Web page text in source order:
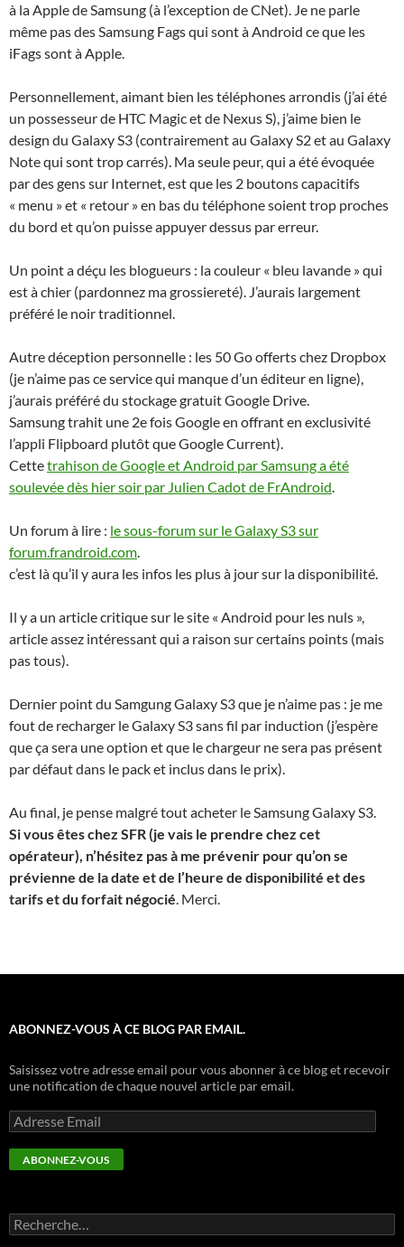
à la Apple de Samsung (à l’exception de CNet). Je ne parle
même pas des Samsung Fags qui sont à Android ce que les
iFags sont à Apple.
Personnellement, aimant bien les téléphones arrondis (j’ai été
un possesseur de HTC Magic et de Nexus S), j’aime bien le
design du Galaxy S3 (contrairement au Galaxy S2 et au Galaxy
Note qui sont trop carrés). Ma seule peur, qui a été évoquée
par des gens sur Internet, est que les 2 boutons capacitifs
« menu » et « retour » en bas du téléphone soient trop proches
du bord et qu’on puisse appuyer dessus par erreur.
Un point a déçu les blogueurs : la couleur « bleu lavande » qui
est à chier (pardonnez ma grossiereté). J’aurais largement
préféré le noir traditionnel.
Autre déception personnelle : les 50 Go offerts chez Dropbox
(je n’aime pas ce service qui manque d’un éditeur en ligne),
j’aurais préféré du stockage gratuit Google Drive.
Samsung trahit une 2e fois Google en offrant en exclusivité
l’appli Flipboard plutôt que Google Current).
Cettetrahison de Google et Android par Samsung a été
soulevée dès hier soir par Julien Cadot de FrAndroid.
Un forum à lire : le sous-forum sur le Galaxy S3 sur
forum.frandroid.com.
c’est là qu’il y aura les infos les plus à jour sur la disponibilité.
Il y a un article critique sur le site « Android pour les nuls »,
article assez intéressant qui a raison sur certains points (mais
pas tous).
Dernier point du Samgung Galaxy S3 que je n’aime pas : je me
fout de recharger le Galaxy S3 sans fil par induction (j’espère
que ça sera une option et que le chargeur ne sera pas présent
par défaut dans le pack et inclus dans le prix).
Au final, je pense malgré tout acheter le Samsung Galaxy S3.
Si vous êtes chez SFR (je vais le prendre chez cet
opérateur), n’hésitez pas à me prévenir pour qu’on se
prévienne de la date et de l’heure de disponibilité et des
tarifs et du forfait négocié. Merci.
ABONNEZ-VOUS À CE BLOG PAR EMAIL.
Saisissez votre adresse email pour vous abonner à ce blog et recevoir
une notification de chaque nouvel article par email.
Adresse
Email
ABONNEZ-VOUS
Rechercher :